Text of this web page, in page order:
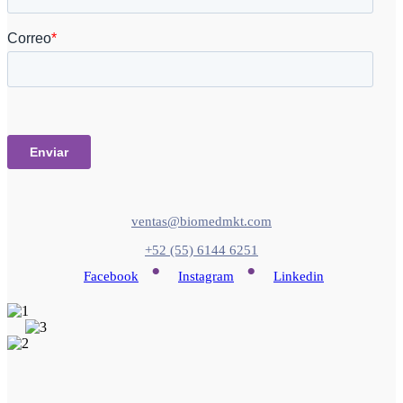
ventas@biomedmkt.com
+52 (55) 6144 6251
Facebook
• Instagram • Linkedin